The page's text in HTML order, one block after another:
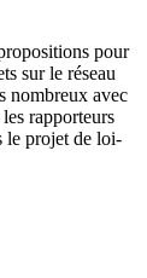
pour
sur le réseau
nombreux avec
rapporteurs
le projet de loi-